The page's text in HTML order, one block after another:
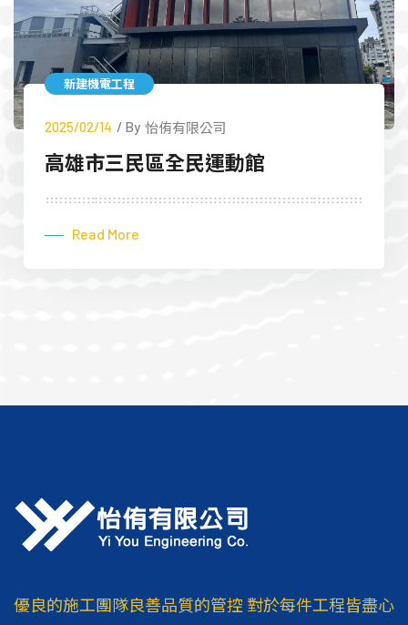
新建機電工程
2025/02/14 / By 怡侑有限公司
高雄市三民區全民運動館
Read More
優良的施工團隊良善品質的管控 對於每件工程皆盡心